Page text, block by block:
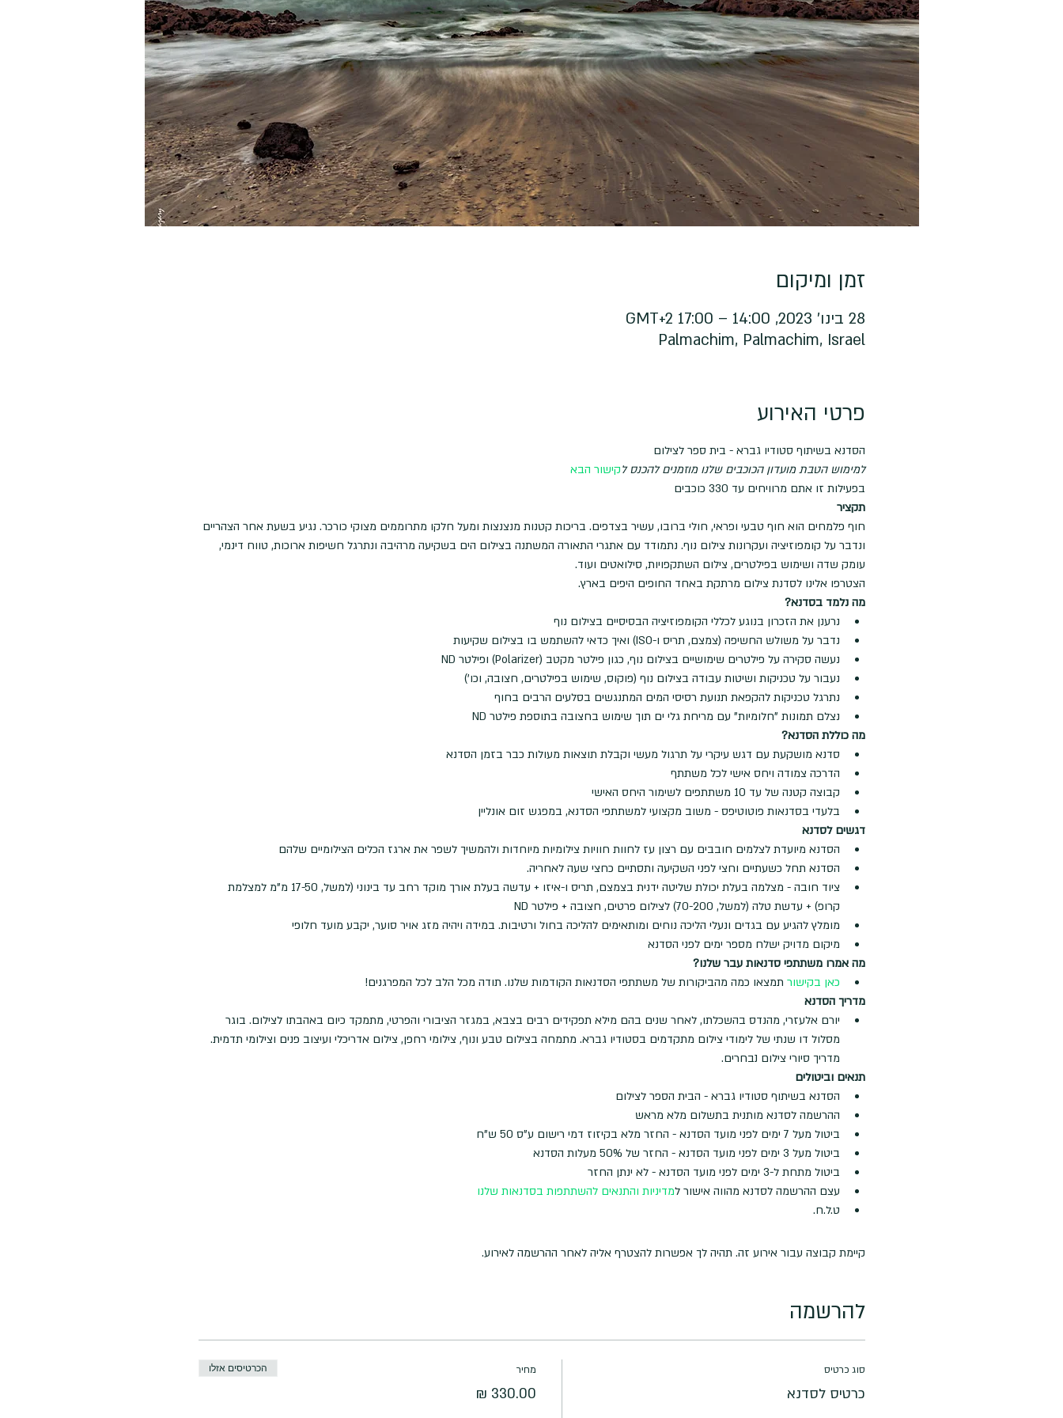
זמן ומיקום
28 בינו׳ 2023, 14:00 – 17:00 GMT‎+2‎
Palmachim, Palmachim, Israel
פרטי האירוע
הסדנא בשיתוף סטודיו גברא - בית ספר לצילום
למימוש הטבת מועדון הכוכבים שלנו מוזמנים להכנס לקישור הבא
בפעילות זו אתם מרוויחים עד 330 כוכבים
תקציר
חוף פלמחים הוא חוף טבעי ופראי, חולי ברובו, עשיר בצדפים. בריכות קטנות מנצנצות ומעל חלקו מתרוממים מצוקי כורכר. נגיע בשעת אחר הצהריים
ונדבר על קומפוזיציה ועקרונות צילום נוף. נתמודד עם אתגרי התאורה המשתנה בצילום הים בשקיעה מרהיבה ונתרגל חשיפות ארוכות, טווח דינמי,
עומק שדה ושימוש בפילטרים, צילום השתקפויות, סילואטים ועוד.
הצטרפו אלינו לסדנת צילום מרתקת באחד החופים היפים בארץ.
מה נלמד בסדנא?
נרענן את הזכרון בנוגע לכללי הקומפוזיציה הבסיסיים בצילום נוף
נדבר על משולש החשיפה (צמצם, תריס ו-ISO) ואיך כדאי להשתמש בו בצילום שקיעות
נעשה סקירה על פילטרים שימושיים בצילום נוף, כגון פילטר מקטב (Polarizer) ופילטר ND
נעבור על טכניקות ושיטות עבודה בצילום נוף (פוקוס, שימוש בפילטרים, חצובה, וכו')
נתרגל טכניקות להקפאת תנועת רסיסי המים המתנגשים בסלעים הרבים בחוף
נצלם תמונות "חלומיות" עם מריחת גלי ים תוך שימוש בחצובה בתוספת פילטר ND
מה כוללת הסדנא?
סדנא מושקעת עם דגש עיקרי על תרגול מעשי וקבלת תוצאות מעולות כבר בזמן הסדנא
הדרכה צמודה ויחס אישי לכל משתתף
קבוצה קטנה של עד 10 משתתפים לשימור היחס האישי
בלעדי בסדנאות פוטוטיפס - משוב מקצועי למשתתפי הסדנא, במפגש זום אונליין
דגשים לסדנא
הסדנא מיועדת לצלמים חובבים עם רצון עז לחוות חוויות צילומיות מיוחדות ולהמשיך לשפר את ארגז הכלים הצילומיים שלהם
הסדנא תחל כשעתיים וחצי לפני השקיעה ותסתיים כחצי שעה לאחריה.
ציוד חובה - מצלמה בעלת יכולת שליטה ידנית בצמצם, תריס ו-איזו + עדשה בעלת אורך מוקד רחב עד בינוני (למשל, 17-50 מ"מ למצלמת
קרופ) + עדשת טלה (למשל, 70-200) לצילום פרטים, חצובה + פילטר ND
מומלץ להגיע עם בגדים ונעלי הליכה נוחים ומותאימים להליכה בחול ורטיבות. במידה ויהיה מזג אויר סוער, יקבע מועד חלופי
מיקום מדויק ישלח מספר ימים לפני הסדנא
מה אמרו משתתפי סדנאות עבר שלנו?
כאן בקישור תמצאו כמה מהביקורות של משתתפי הסדנאות הקודמות שלנו. תודה מכל הלב לכל המפרגנים!
מדריך הסדנא
יורם אלעזרי, מהנדס בהשכלתו, לאחר שנים בהם מילא תפקידים רבים בצבא, במגזר הציבורי והפרטי, מתמקד כיום באהבתו לצילום. בוגר
מסלול דו שנתי של לימודי צילום מתקדמים בסטודיו גברא. מתמחה בצילום טבע ונוף, צילומי רחפן, צילום אדריכלי ועיצוב פנים וצילומי תדמית.
מדריך סיורי צילום נבחרים.
תנאים וביטולים
הסדנא בשיתוף סטודיו גברא - הבית הספר לצילום
ההרשמה לסדנא מותנית בתשלום מלא מראש
ביטול מעל 7 ימים לפני מועד הסדנא - החזר מלא בקיזוז דמי רישום ע"ס 50 ש"ח
ביטול מעל 3 ימים לפני מועד הסדנא - החזר של 50% מעלות הסדנא
ביטול מתחת ל-3 ימים לפני מועד הסדנא - לא ינתן החזר
עצם ההרשמה לסדנא מהווה אישור למדיניות והתנאים להשתתפות בסדנאות שלנו
ט.ל.ח.
קיימת קבוצה עבור אירוע זה. תהיה לך אפשרות להצטרף אליה לאחר ההרשמה לאירוע.
להרשמה
סוג כרטיס
כרטיס לסדנא
מחיר הכרטיסים אזלו